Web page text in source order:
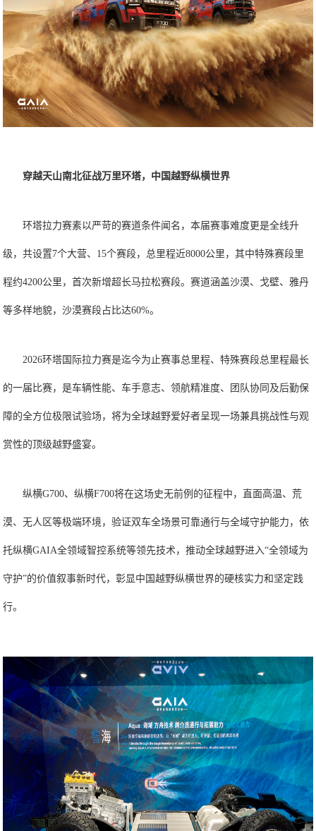
穿越天山南北征战万里环塔，中国越野纵横世界
环塔拉力赛素以严苛的赛道条件闻名，本届赛事难度更是全线升
级，共设置7个大营、15个赛段，总里程近8000公里，其中特殊赛段里
程约4200公里，首次新增超长马拉松赛段。赛道涵盖沙漠、戈壁、雅丹
等多样地貌，沙漠赛段占比达60%。
2026环塔国际拉力赛是迄今为止赛事总里程、特殊赛段总里程最长
的一届比赛，是车辆性能、车手意志、领航精准度、团队协同及后勤保
障的全方位极限试验场，将为全球越野爱好者呈现一场兼具挑战性与观
赏性的顶级越野盛宴。
纵横G700、纵横F700将在这场史无前例的征程中，直面高温、荒
漠、无人区等极端环境，验证双车全场景可靠通行与全域守护能力，依
托纵横GAIA全领域智控系统等领先技术，推动全球越野进入“全领域为
守护”的价值叙事新时代，彰显中国越野纵横世界的硬核实力和坚定践
行。